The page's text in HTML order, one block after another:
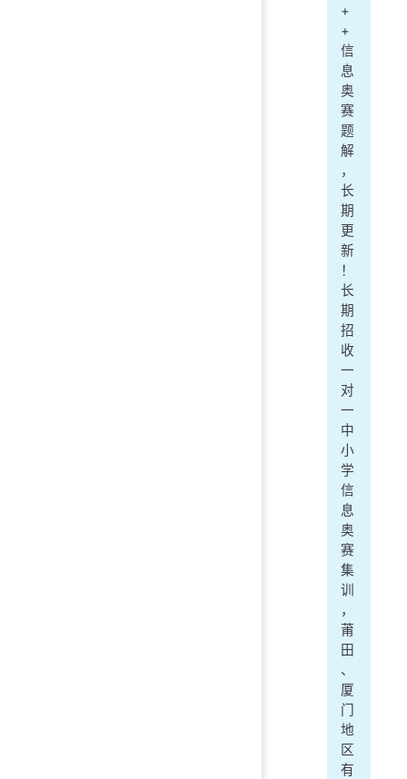
+
+
信
息
奥
赛
题
解
，
长
期
更
新
！
长
期
招
收
一
对
一
中
小
学
信
息
奥
赛
集
训
，
莆
田
、
厦
门
地
区
有